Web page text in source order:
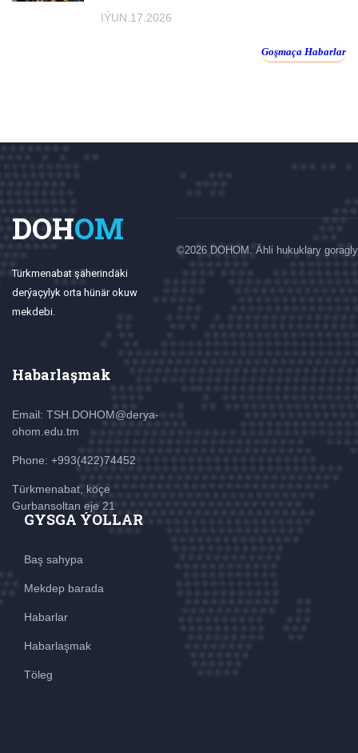
IÝUN.17.2026
Goşmaça Habarlar
DOHOM
Türkmenabat şäherindäki
derýaçylyk orta hünär okuw
mekdebi.
Habarlaşmak
Email: TSH.DOHOM@derya-
ohom.edu.tm
Phone: +993(422)74452
Türkmenabat, köçe
Gurbansoltan eje 21
GYSGA ÝOLLAR
Baş sahypa
Mekdep barada
Habarlar
Habarlaşmak
Töleg
©2026 DOHOM. Ähli hukuklary goragly